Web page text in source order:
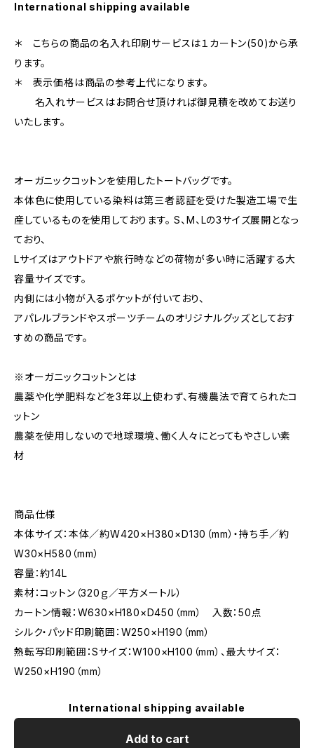
International shipping available
＊ こちらの商品の名入れ印刷サービスは１カートン(50)から承
ります。
＊ 表示価格は商品の参考上代になります。
名入れサービスはお問合せ頂ければ御見積を改めてお送り
いたします。
オーガニックコットンを使用したトートバッグです。
本体色に使用している染料は第三者認証を受けた製造工場で生
産しているものを使用しております。 S、M、Lの3サイズ展開となっ
ており、
Lサイズはアウトドアや旅行時などの荷物が多い時に活躍する大
容量サイズです。
内側には小物が入るポケットが付いており、
アパレルブランドやスポーツチームのオリジナルグッズとしておす
すめの商品です。
※オーガニックコットンとは
農薬や化学肥料などを3年以上使わず、有機農法で育てられたコ
ットン
農薬を使用しないので地球環境、働く人々にとってもやさしい素
材
商品仕様
本体サイズ：本体／約W420×H380×D130（mm）・持ち手／約
W30×H580（mm）
容量：約14L
素材：コットン（320ｇ／平方メートル）
カートン情報：W630×H180×D450（mm） 入数：50点
シルク・パッド印刷範囲：W250×H190（mm）
熱転写印刷範囲：Sサイズ：W100×H100（mm）、最大サイズ：
W250×H190（mm）
International shipping available
Add to cart